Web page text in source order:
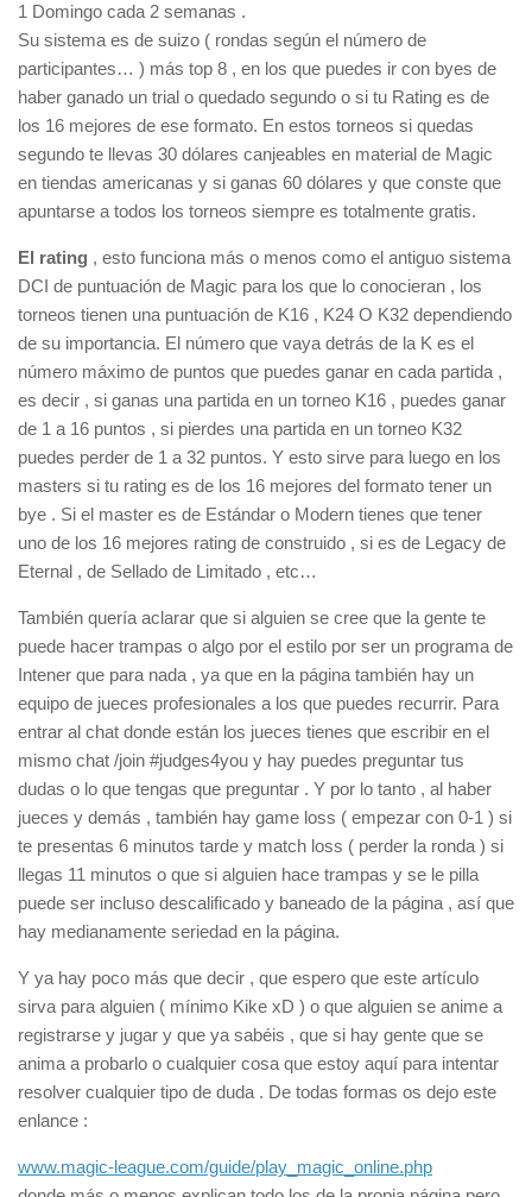
1 Domingo cada 2 semanas .
Su sistema es de suizo ( rondas según el número de
participantes… ) más top 8 , en los que puedes ir con byes de
haber ganado un trial o quedado segundo o si tu Rating es de
los 16 mejores de ese formato. En estos torneos si quedas
segundo te llevas 30 dólares canjeables en material de Magic
en tiendas americanas y si ganas 60 dólares y que conste que
apuntarse a todos los torneos siempre es totalmente gratis.
El rating , esto funciona más o menos como el antiguo sistema
DCI de puntuación de Magic para los que lo conocieran , los
torneos tienen una puntuación de K16 , K24 O K32 dependiendo
de su importancia. El número que vaya detrás de la K es el
número máximo de puntos que puedes ganar en cada partida ,
es decir , si ganas una partida en un torneo K16 , puedes ganar
de 1 a 16 puntos , si pierdes una partida en un torneo K32
puedes perder de 1 a 32 puntos. Y esto sirve para luego en los
masters si tu rating es de los 16 mejores del formato tener un
bye . Si el master es de Estándar o Modern tienes que tener
uno de los 16 mejores rating de construido , si es de Legacy de
Eternal , de Sellado de Limitado , etc…
También quería aclarar que si alguien se cree que la gente te
puede hacer trampas o algo por el estilo por ser un programa de
Intener que para nada , ya que en la página también hay un
equipo de jueces profesionales a los que puedes recurrir. Para
entrar al chat donde están los jueces tienes que escribir en el
mismo chat /join #judges4you y hay puedes preguntar tus
dudas o lo que tengas que preguntar . Y por lo tanto , al haber
jueces y demás , también hay game loss ( empezar con 0-1 ) si
te presentas 6 minutos tarde y match loss ( perder la ronda ) si
llegas 11 minutos o que si alguien hace trampas y se le pilla
puede ser incluso descalificado y baneado de la página , así que
hay medianamente seriedad en la página.
Y ya hay poco más que decir , que espero que este artículo
sirva para alguien ( mínimo Kike xD ) o que alguien se anime a
registrarse y jugar y que ya sabéis , que si hay gente que se
anima a probarlo o cualquier cosa que estoy aquí para intentar
resolver cualquier tipo de duda . De todas formas os dejo este
enlance :
www.magic-league.com/guide/play_magic_online.php